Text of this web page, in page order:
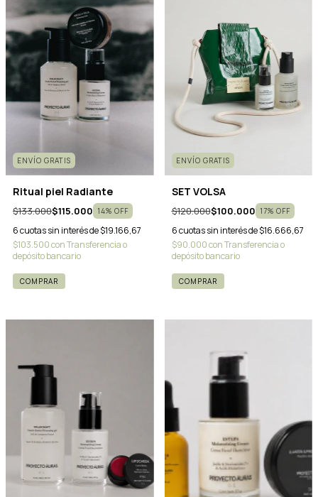
ENVÍO GRATIS
Ritual piel Radiante
$133.000$115.000 14% OFF
6cuotas sin interés de$19.166,67
$103.500conTransferencia o
depósito bancario
ENVÍO GRATIS
SET VOLSA
$120.000$100.000 17% OFF
6cuotas sin interés de$16.666,67
$90.000conTransferencia o
depósito bancario